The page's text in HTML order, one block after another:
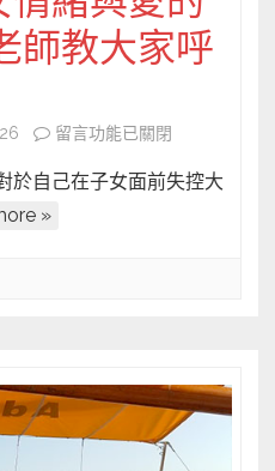
師教大家呼
在
和
與
留言功能已關閉
於自己在子女面前失控大
»